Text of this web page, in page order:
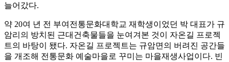
늘어갔다.
약 20여 년 전 부여전통문화대학교 재학생이었던 박 대표가 규
암리의 방치된 근대건축물들을 눈여겨본 것이 자온길 프로젝
트의 바탕이 됐다. 자온길 프로젝트는 규암면의 버려진 공간들
을 개조해 전통문화 예술마을로 꾸미는 마을재생사업이다. 빈